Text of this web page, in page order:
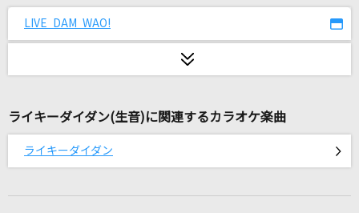
ぽいぽいぽい♪
ブリキノダンス
カメレオン
King Gnu
革命道中
LIVE DAM WAO!
ライキーダイダン(生音)に関連するカラオケ楽曲
ライキーダイダン